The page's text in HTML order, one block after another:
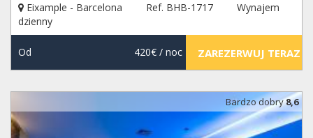
Eixample - Barcelona
Ref. BHB-1717
Wynajem
dzienny
Od 420€/ noc ZAREZERWUJ TERAZ
Bardzo dobry8,6